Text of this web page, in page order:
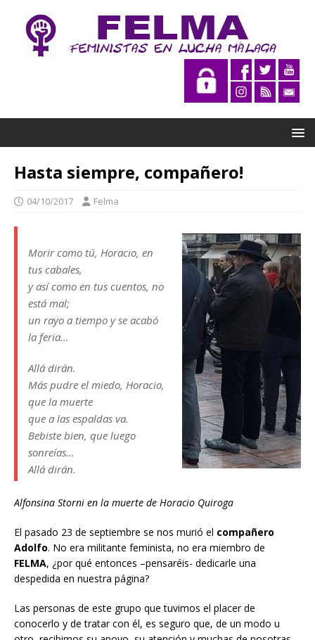
Hasta siempre, compañero!
04/10/2017 Felma
Morir como tú, Horacio, en
tus cabales,
y así como en tus cuentos, no
está mal;
un rayo a tiempo y se acabó
la feria…
Allá dirán.
Más pudre el miedo, Horacio,
que la muerte
que a las espaldas va.
Bebiste bien, que luego
sonreías…
Allá dirán.
Alfonsina Storni en la muerte de Horacio Quiroga
El pasado 23 de septiembre se nos murió el compañero
Adolfo. No era militante feminista, no era miembro de
FELMA, ¿por qué entonces –pensaréis- dedicarle una
despedida en nuestra página?
Las personas de este grupo que tuvimos el placer de
conocerlo y de tratar con él, es seguro que, de un modo u